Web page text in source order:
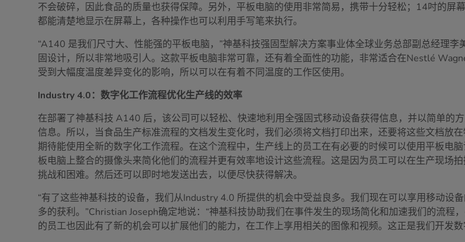
不会破碎，因此食品的质量也获得保障。另外，平板电脑的使用非常简易，携带十分轻松；14吋的屏
都能清楚地显示在屏幕上，各种操作也可以利用手写笔来执行。
“A140 是我们尺寸大、性能强的平板电脑，”神基科技强固型解决方案事业体全球业务总部副总经理
固设计，所以非常地吸引人。这款平板电脑非常可靠，还有着全面性的功能，非常适合在Nestlé
受到大幅度温度差异变化的影响，所以可以在有着不同温度的工作区使用。
Industry 4.0：数字化工作流程优化生产线的效率
在部署了神基科技 A140 后，该公司可以轻松、快速地利用全强固式移动设备获得信息，并以简单的
信息。所以，当食品生产标准流程的文档发生变化时，我们必须将文档打印出来，还要将这些文档放
期待能使用全新的数字化工作流程。在这个流程中，生产线上的员工在有必要的时候可以使用平板电
板电脑上整合的摄像头来简化他们的流程并更有效率地设计这些流程。这是因为员工可以在生产现场
挑战和困难。然后还可以即时地发送出去，以便尽快获得解决。
“有了这些神基科技的设备，我们从Industry 4.0 所提供的机会中受益良多。我们现在可以享用移动设
多的获利。”Christian Joseph确定地说：“神基科技协助我们在事件发生的现场简化和加速我们的流
的员工也因此有了新的机会可以扩展他们的能力，在工作上享用相关的图像和视频。这正是我们开发